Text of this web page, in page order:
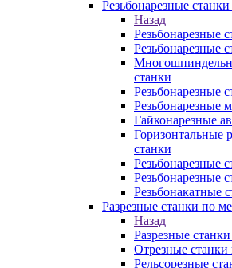
Резьбонарезные
Назад
Резьбонарезные
Резьбонарезные
станки
Резьбонарезные
Резьбонарезные
Гайконарезные
Горизонтальные
станки
Резьбонарезные
Резьбонарезные
Резьбонакатные
Разрезные станки по
Назад
Разрезные
Отрезные станки
Рельсорезные